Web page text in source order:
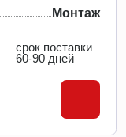
Монтаж
срок поставки
60-90 дней